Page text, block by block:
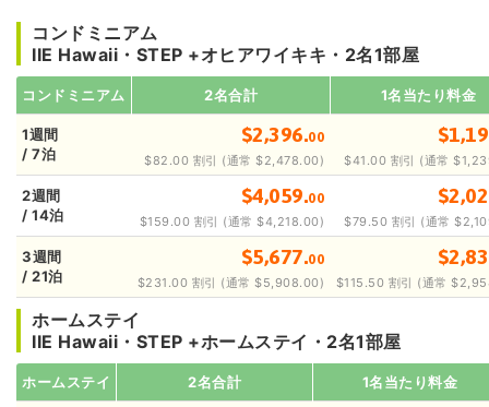
コンドミニアム
IIE Hawaii・STEP +オヒアワイキキ・2名1部屋
コンドミニアム 2名合計 1名当たり料金
1週間
/ 7泊
$2,396.00
$82.00 割引 (通常 $2,478.00) $41.00 割引 (通常
2週間
/ 14泊
$4,059.00
$159.00 割引 (通常 $4,218.00) $79.50 割引 (通常
3週間
/ 21泊
$5,677.00
$231.00 割引 (通常 $5,908.00) $115.50 割引 (通常
ホームステイ
IIE Hawaii・STEP +ホームステイ・2名1部屋
ホームステイ 2名合計 1名当たり料金